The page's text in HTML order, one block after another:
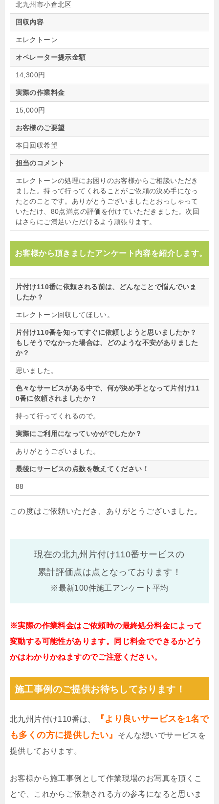
北九州市小倉北区
回収内容
エレクトーン
オペレーター提示金額
14,300円
実際の作業料金
15,000円
お客様のご要望
本日回収希望
担当のコメント
エレクトーンの処理にお困りのお客様からご相談いただき
ました。持って行ってくれることがご依頼の決め手になっ
たとのことです。ありがとうございましたとおっしゃって
いただけ、80点満点の評価を付けていただきました。次回
はさらにご満足いただけるよう頑張ります。
お客様から頂きましたアンケート内容を紹介します。
片付け110番に依頼される前は、どんなことで悩んでいま
したか？
エレクトーン回収してほしい。
片付け110番を知ってすぐに依頼しようと思いましたか？
もしそうでなかった場合は、どのような不安がありました
か？
思いました。
色々なサービスがある中で、何が決め手となって片付け11
0番に依頼されましたか？
持って行ってくれるので。
実際にご利用になっていかがでしたか？
ありがとうございました。
最後にサービスの点数を教えてください！
88
この度はご依頼いただき、ありがとうございました。
現在の北九州片付け110番サービスの
累計評価点は点となっております！
※最新100件施工アンケート平均
※実際の作業料金はご依頼時の最終処分料金によって
変動する可能性があります。同じ料金でできるかどう
かはわかりかねますのでご注意ください。
施工事例のご提供お待ちしております！
北九州片付け110番は、
『より良いサービスを1名で
も多くの方に提供したい』
そんな想いでサービスを
提供しております。
お客様から施工事例として作業現場のお写真を頂くこ
とで、これからご依頼される方の参考になると思いま